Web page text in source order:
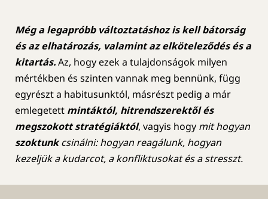
Még a legapróbb változtatáshoz is kell bátorság
és az elhatározás, valamint az elköteleződés és a
kitartás.Az, hogy ezek a tulajdonságok milyen
mértékben és szinten vannak meg bennünk, függ
egyrészt a habitusunktól, másrészt pedig a már
emlegetettmintáktól, hitrendszerektől és
megszokott stratégiáktól, vagyis hogymit hogyan
szoktunkcsinálni: hogyan reagálunk, hogyan
kezeljük a kudarcot, a konfliktusokat és a stresszt.